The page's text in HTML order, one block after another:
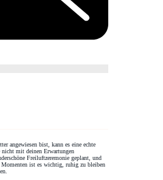
angewiesen bist, kann es eine echte
nicht mit deinen Erwartungen
Freiluftzeremonie geplant, und
ist es wichtig, ruhig zu bleiben